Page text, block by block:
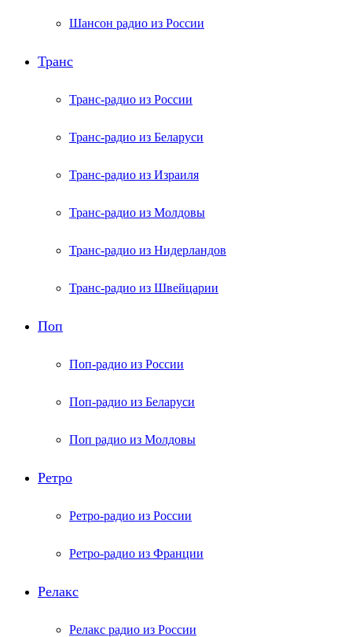
Шансон радио из России
Транс
Транс-радио из России
Транс-радио из Беларуси
Транс-радио из Израиля
Транс-радио из Молдовы
Транс-радио из Нидерландов
Транс-радио из Швейцарии
Поп
Поп-радио из России
Поп-радио из Беларуси
Поп радио из Молдовы
Ретро
Ретро-радио из России
Ретро-радио из Франции
Релакс
Релакс радио из России